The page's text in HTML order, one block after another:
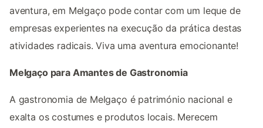
aventura, em Melgaço pode contar com um leque de
empresas experientes na execução da prática destas
atividades radicais. Viva uma aventura emocionante!
Melgaço para Amantes de Gastronomia
A gastronomia de Melgaço é património nacional e
exalta os costumes e produtos locais. Merecem